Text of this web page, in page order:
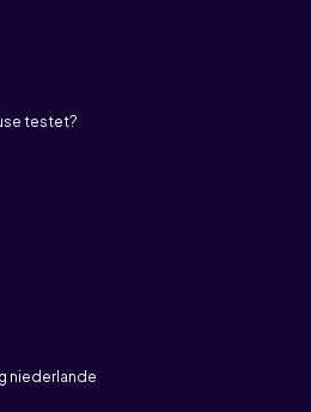
testet?
niederlande